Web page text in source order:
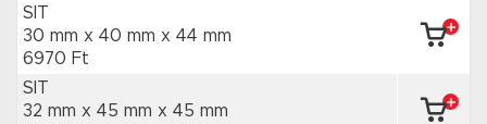
SIT
30 mm x 40 mm x 44 mm
6970 Ft
SIT
32 mm x 45 mm x 45 mm